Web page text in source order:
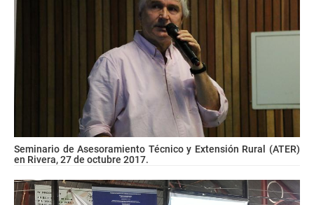
Seminario de Asesoramiento Técnico y Extensión Rural (ATER)
en Rivera, 27 de octubre 2017.